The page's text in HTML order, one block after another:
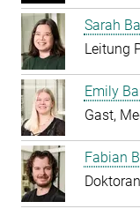
Sarah
Leitung
Emily
Gast,
Fabian